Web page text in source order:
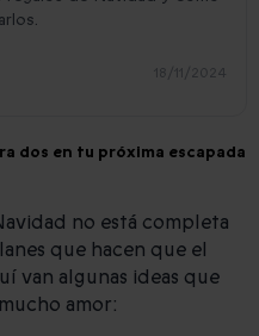
18/11/2024
dos en tu próxima escapada
no está completa
que hacen que el
van algunas ideas que
amor: